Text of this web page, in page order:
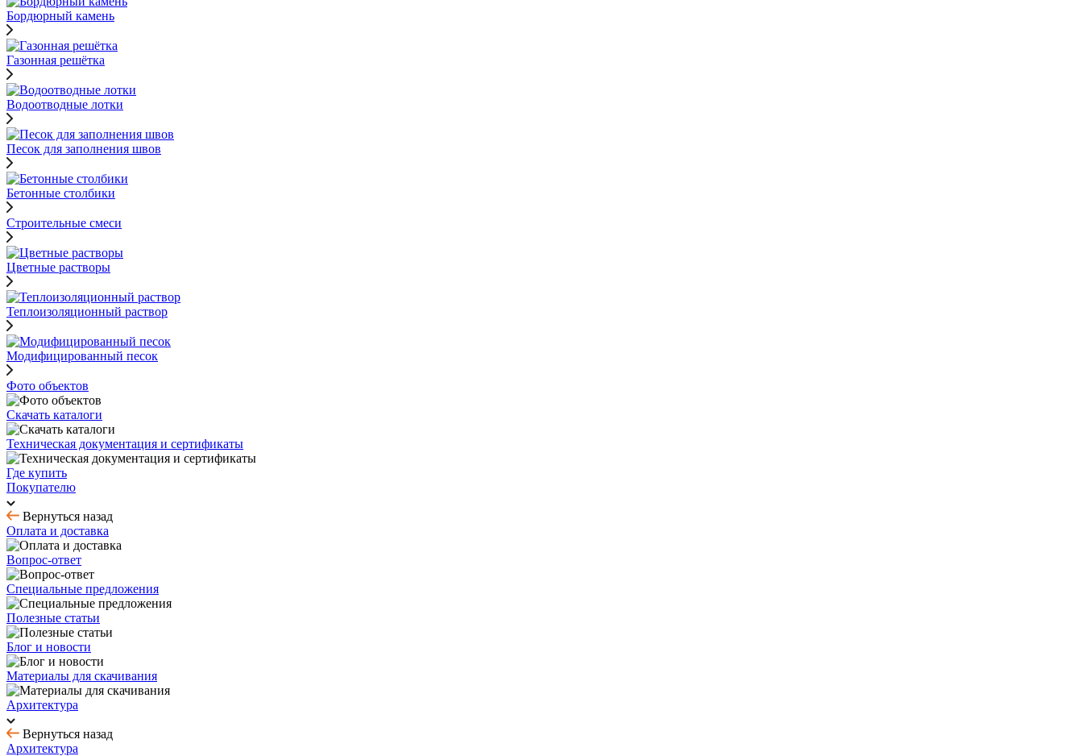
Бордюрный камень
Газонная решётка
Водоотводные лотки
Песок для заполнения швов
Бетонные столбики
Строительные смеси
Цветные растворы
Теплоизоляционный раствор
Модифицированный песок
Фото объектов
Скачать каталоги
Техническая документация и сертификаты
Где купить
Покупателю
Вернуться назад
Оплата и доставка
Вопрос-ответ
Специальные предложения
Полезные статьи
Блог и новости
Материалы для скачивания
Архитектура
Вернуться назад
Архитектура